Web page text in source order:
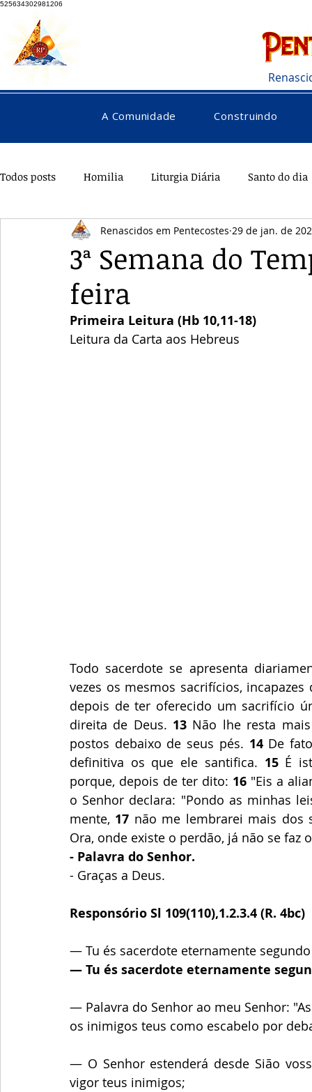
525634302981206
A Comunidade Construindo
Todos posts Homilia Liturgia Diária Santo do dia
Pentecostes Galeria Orações Saúde
3ª Semana do
feira
Renascidos em Pentecostes 29 de jan. de
Primeira Leitura (Hb 10,11-18)
Leitura da Carta aos Hebreus
Todo sacerdote se apresenta
vezes os mesmos sacrifícios,
depois de ter oferecido um sacrifício
direita de Deus. 13 Não lhe resta
postos debaixo de seus pés. 14 De
definitiva os que ele santifica. 15 É
porque, depois de ter dito: 16 "Eis a
o Senhor declara: "Pondo as minhas
mente, 17 não me lembrarei mais dos
Ora, onde existe o perdão, já não se faz
- Palavra do Senhor.
- Graças a Deus.
Responsório Sl 109(110),1.2.3.4 (R. 4bc)
— Tu és sacerdote eternamente
— Tu és sacerdote eternamente
— Palavra do Senhor ao meu Senhor:
os inimigos teus como escabelo por
— O Senhor estenderá desde Sião
vigor teus inimigos;